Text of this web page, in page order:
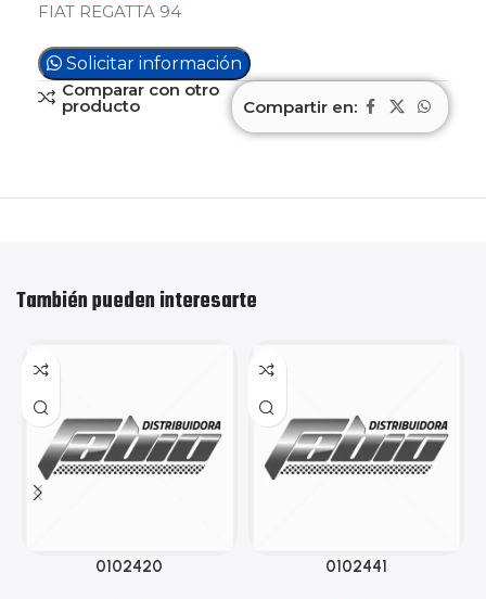
FIAT REGATTA 94
Solicitar información
Comparar con otro
producto Compartir en:
También pueden interesarte
0102420 0102441